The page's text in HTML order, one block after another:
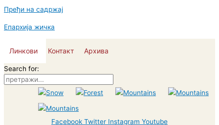
Пређи на садржај
Епархија жичка
Линкови Контакт Архива
Search for:
Facebook Twitter Instagram Youtube